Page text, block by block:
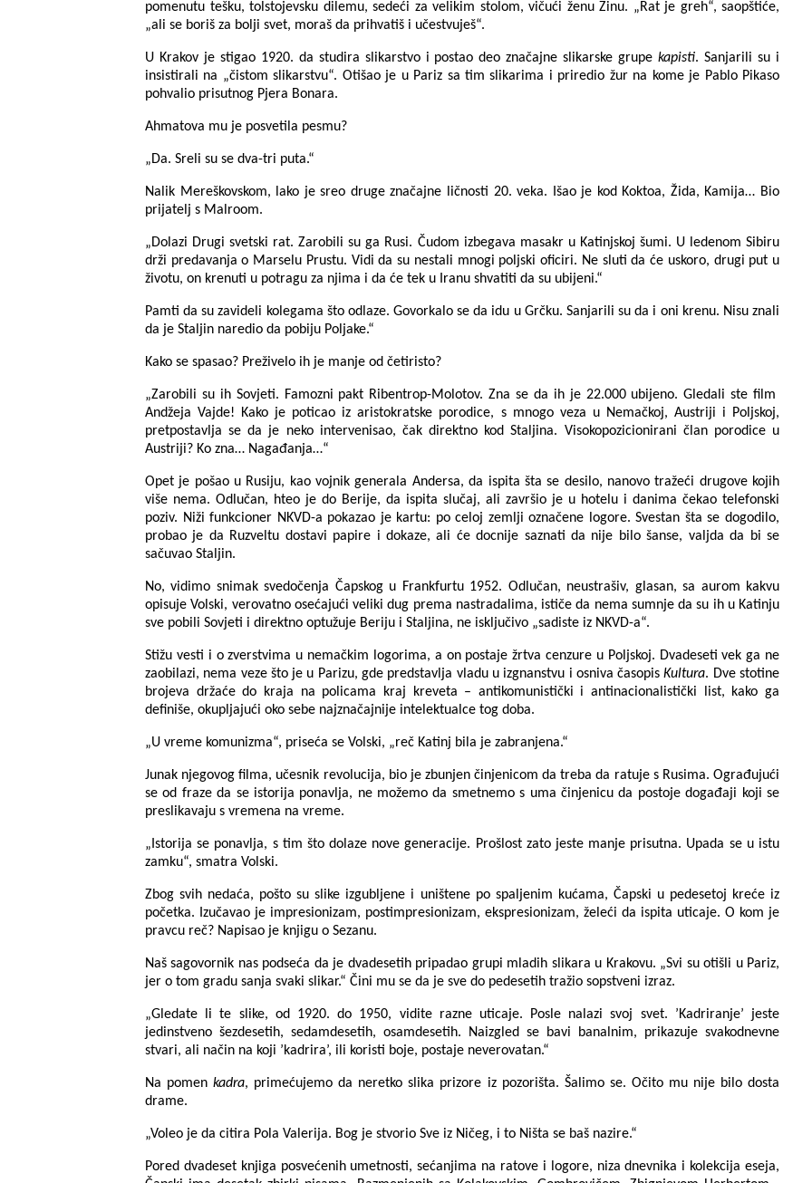
pomenutu tešku, tolstojevsku dilemu, sedeći za velikim stolom, vičući ženu Zinu. „Rat je greh“, saopštiće,
„ali se boriš za bolji svet, moraš da prihvatiš i učestvuješ“.
U Krakov je stigao 1920. da studira slikarstvo i postao deo značajne slikarske grupekapisti. Sanjarili su i
insistirali na „čistom slikarstvu“. Otišao je u Pariz sa tim slikarima i priredio žur na kome je Pablo Pikaso
pohvalio prisutnog Pjera Bonara.
Ahmatova mu je posvetila pesmu?
„Da. Sreli su se dva-tri puta.“
Nalik Mereškovskom, lako je sreo druge značajne ličnosti 20. veka. Išao je kod Koktoa, Žida, Kamija… Bio
prijatelj s Malroom.
„Dolazi Drugi svetski rat. Zarobili su ga Rusi. Čudom izbegava masakr u Katinjskoj šumi. U ledenom Sibiru
drži predavanja o Marselu Prustu. Vidi da su nestali mnogi poljski oficiri. Ne sluti da će uskoro, drugi put u
životu, on krenuti u potragu za njima i da će tek u Iranu shvatiti da su ubijeni.“
Pamti da su zavideli kolegama što odlaze. Govorkalo se da idu u Grčku. Sanjarili su da i oni krenu. Nisu znali
da je Staljin naredio da pobiju Poljake.“
Kako se spasao? Preživelo ih je manje od četiristo?
„Zarobili su ih Sovjeti. Famozni pakt Ribentrop-Molotov. Zna se da ih je 22.000 ubijeno. Gledali ste film
Andžeja Vajde! Kako je poticao iz aristokratske porodice, s mnogo veza u Nemačkoj, Austriji i Poljskoj,
pretpostavlja se da je neko intervenisao, čak direktno kod Staljina. Visokopozicionirani član porodice u
Austriji? Ko zna… Nagađanja…“
Opet je pošao u Rusiju, kao vojnik generala Andersa, da ispita šta se desilo, nanovo tražeći drugove kojih
više nema. Odlučan, hteo je do Berije, da ispita slučaj, ali završio je u hotelu i danima čekao telefonski
poziv. Niži funkcioner NKVD-a pokazao je kartu: po celoj zemlji označene logore. Svestan šta se dogodilo,
probao je da Ruzveltu dostavi papire i dokaze, ali će docnije saznati da nije bilo šanse, valjda da bi se
sačuvao Staljin.
No, vidimo snimak svedočenja Čapskog u Frankfurtu 1952. Odlučan, neustrašiv, glasan, sa aurom kakvu
opisuje Volski, verovatno osećajući veliki dug prema nastradalima, ističe da nema sumnje da su ih u Katinju
sve pobili Sovjeti i direktno optužuje Beriju i Staljina, ne isključivo „sadiste iz NKVD-a“.
Stižu vesti i o zverstvima u nemačkim logorima, a on postaje žrtva cenzure u Poljskoj. Dvadeseti vek ga ne
zaobilazi, nema veze što je u Parizu, gde predstavlja vladu u izgnanstvu i osniva časopisKultura. Dve stotine
brojeva držaće do kraja na policama kraj kreveta – antikomunistički i antinacionalistički list, kako ga
definiše, okupljajući oko sebe najznačajnije intelektualce tog doba.
„U vreme komunizma“, priseća se Volski, „reč Katinj bila je zabranjena.“
Junak njegovog filma, učesnik revolucija, bio je zbunjen činjenicom da treba da ratuje s Rusima. Ograđujući
se od fraze da se istorija ponavlja, ne možemo da smetnemo s uma činjenicu da postoje događaji koji se
preslikavaju s vremena na vreme.
„Istorija se ponavlja, s tim što dolaze nove generacije. Prošlost zato jeste manje prisutna. Upada se u istu
zamku“, smatra Volski.
Zbog svih nedaća, pošto su slike izgubljene i uništene po spaljenim kućama, Čapski u pedesetoj kreće iz
početka. Izučavao je impresionizam, postimpresionizam, ekspresionizam, želeći da ispita uticaje. O kom je
pravcu reč? Napisao je knjigu o Sezanu.
Naš sagovornik nas podseća da je dvadesetih pripadao grupi mladih slikara u Krakovu. „Svi su otišli u Pariz,
jer o tom gradu sanja svaki slikar.“ Čini mu se da je sve do pedesetih tražio sopstveni izraz.
„Gledate li te slike, od 1920. do 1950, vidite razne uticaje. Posle nalazi svoj svet. ’Kadriranje’ jeste
jedinstveno šezdesetih, sedamdesetih, osamdesetih. Naizgled se bavi banalnim, prikazuje svakodnevne
stvari, ali način na koji ’kadrira’, ili koristi boje, postaje neverovatan.“
Na pomenkadra, primećujemo da neretko slika prizore iz pozorišta. Šalimo se. Očito mu nije bilo dosta
drame.
„Voleo je da citira Pola Valerija. Bog je stvorio Sve iz Ničeg, i to Ništa se baš nazire.“
Pored dvadeset knjiga posvećenih umetnosti, sećanjima na ratove i logore, niza dnevnika i kolekcija eseja,